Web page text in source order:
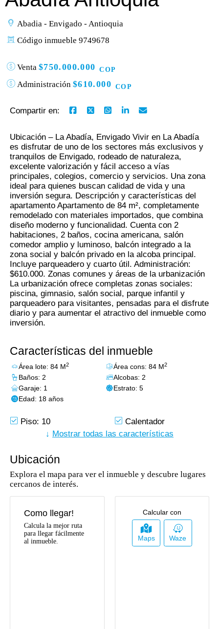
Abadia - Envigado - Antioquia
Código inmueble 9749678
Venta $750.000.000COP
Administración $610.000 COP
Compartir en:
Ubicación – La Abadía, Envigado Vivir en La Abadía
es disfrutar de uno de los sectores más exclusivos y
tranquilos de Envigado, rodeado de naturaleza,
excelente valorización y fácil acceso a vías
principales, colegios, comercio y servicios. Una zona
ideal para quienes buscan calidad de vida y una
inversión segura. Descripción y características del
apartamento Apartamento de 84 m², completamente
remodelado con materiales importados, que combina
diseño moderno y funcionalidad. Cuenta con 2
habitaciones, 2 baños, cocina americana, salón
comedor amplio y luminoso, balcón integrado a la
zona social y balcón privado en la alcoba principal.
Incluye parqueadero y cuarto útil. Administración:
$610.000. Zonas comunes y áreas de la urbanización
La urbanización ofrece completas zonas sociales:
piscina, gimnasio, salón social, parque infantil y
parqueadero para visitantes, pensadas para el disfrute
diario y para aumentar el atractivo del inmueble como
inversión.
Características del inmueble
Área lote: 84 M2 Área cons: 84 M2
Baños: 2
Alcobas: 2
Garaje: 1
Estrato: 5
Edad: 18 años
Piso: 10
Calentador
Reformado
Piscina
Cerca Zona Urbana
Parqueadero
Bahias De Parqueo
Shut De Basura
Agua
Clósets
Ascensor
Vigilancia
↓ Mostrar todas las características
Ubicación
Explora el mapa para ver el inmueble y descubre lugares
cercanos de interés.
Como llegar!
Calcula la mejor ruta
para llegar fácilmente
al inmueble.
Calcular con
Maps Waze